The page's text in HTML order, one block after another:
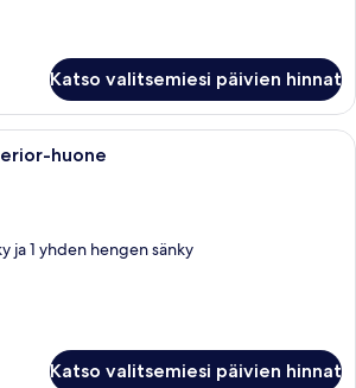
Katso valitsemiesi päivien hinnat
Hotellihuone, jossa on sänky,
huone
ja 1 yhden hengen sänky
Katso valitsemiesi päivien hinnat